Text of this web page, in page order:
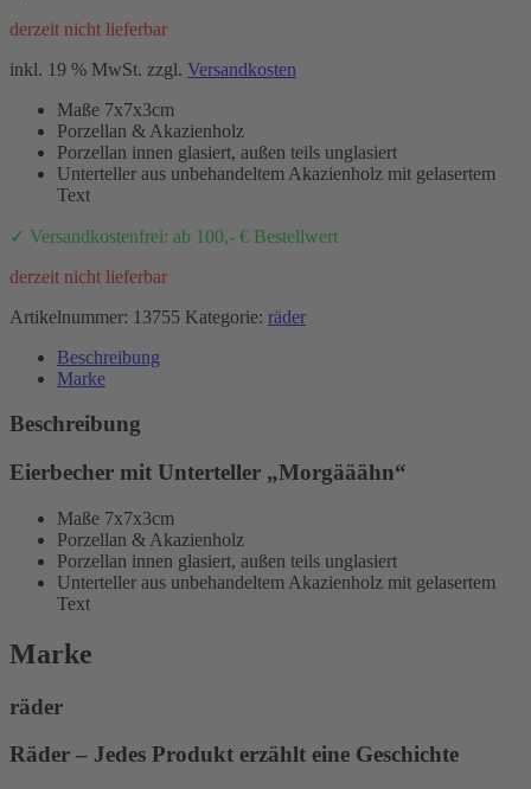
derzeit nicht lieferbar
inkl. 19 % MwSt. zzgl. Versandkosten
Maße 7x7x3cm
Porzellan & Akazienholz
Porzellan innen glasiert, außen teils unglasiert
Unterteller aus unbehandeltem Akazienholz mit gelasertem
Text
✓ Versandkostenfrei: ab 100,- € Bestellwert
derzeit nicht lieferbar
Artikelnummer: 13755 Kategorie: räder
Beschreibung
Marke
Beschreibung
Eierbecher mit Unterteller „Morgääähn“
Maße 7x7x3cm
Porzellan & Akazienholz
Porzellan innen glasiert, außen teils unglasiert
Unterteller aus unbehandeltem Akazienholz mit gelasertem
Text
Marke
räder
Räder – Jedes Produkt erzählt eine Geschichte